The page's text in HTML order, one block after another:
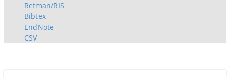
Refman/RIS
Bibtex
EndNote
CSV